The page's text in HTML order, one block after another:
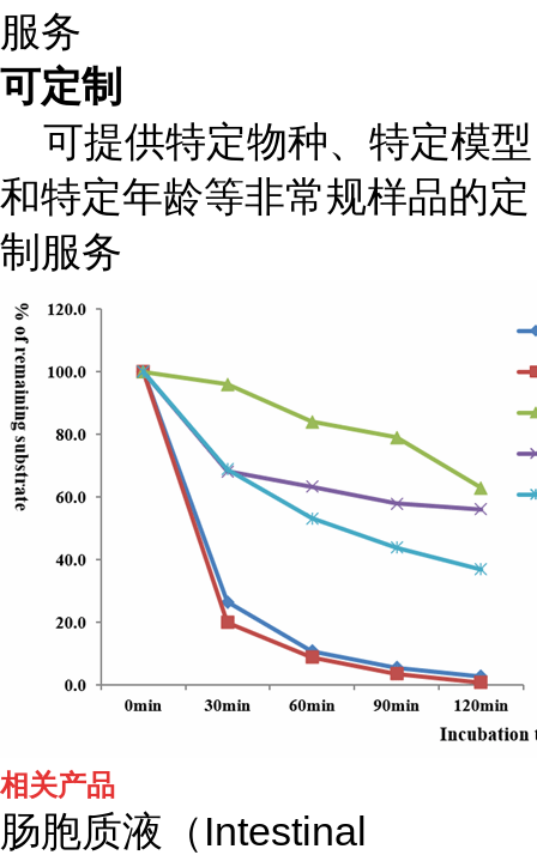
服务
可定制
可提供特定物种、特定模型
和特定年龄等非常规样品的定
制服务
相关产品
肠胞质液（Intestinal